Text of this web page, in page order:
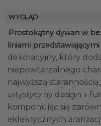
WYGLĄD
Prostokątny dywan w
liniami
dekoracyjny, który
niepowtarzalnego
najwyższą
artystyczny design z
komponując się
eklektycznych